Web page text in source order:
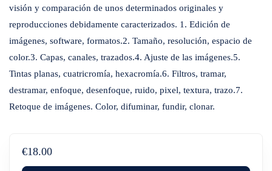
visión y comparación de unos determinados originales y
reproducciones debidamente caracterizados. 1. Edición de
imágenes, software, formatos.2. Tamaño, resolución, espacio de
color.3. Capas, canales, trazados.4. Ajuste de las imágenes.5.
Tintas planas, cuatricromía, hexacromía.6. Filtros, tramar,
destramar, enfoque, desenfoque, ruido, pixel, textura, trazo.7.
Retoque de imágenes. Color, difuminar, fundir, clonar.
€18.00